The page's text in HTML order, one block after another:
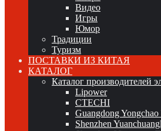
Видео
Игры
Юмор
Традиции
Туризм
ПОСТАВКИ ИЗ КИТАЯ
КАТАЛОГ
Каталог производителей
Lipower
CTECHI
Guangdong
Shenzhen